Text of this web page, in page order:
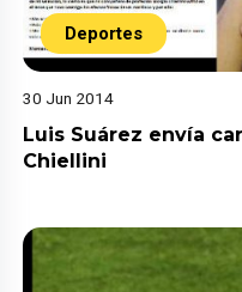
Deportes
30 Jun 2014
Luis Suárez envía
Chiellini